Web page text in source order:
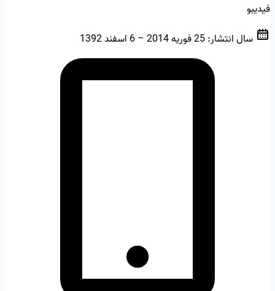
فیدیبو
سال انتشار:25 فوریه 2014 – 6 اسفند 1392